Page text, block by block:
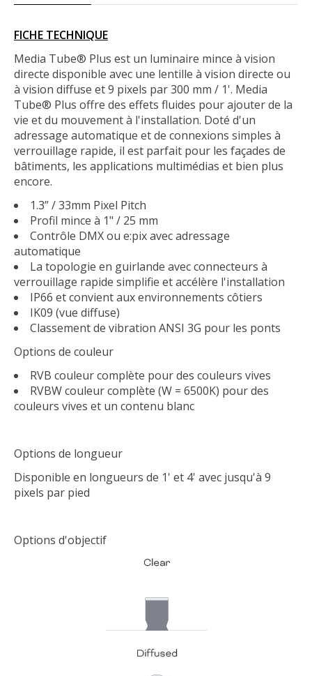
FICHE TECHNIQUE
Media Tube® Plus est un luminaire mince à vision
directe disponible avec une lentille à vision directe ou
à vision diffuse et 9 pixels par 300 mm / 1'. Media
Tube® Plus offre des effets fluides pour ajouter de la
vie et du mouvement à l'installation. Doté d'un
adressage automatique et de connexions simples à
verrouillage rapide, il est parfait pour les façades de
bâtiments, les applications multimédias et bien plus
encore.
1.3” / 33mm Pixel Pitch
Profil mince à 1" / 25 mm
Contrôle DMX ou e:pix avec adressage
automatique
La topologie en guirlande avec connecteurs à
verrouillage rapide simplifie et accélère l'installation
IP66 et convient aux environnements côtiers
IK09 (vue diffuse)
Classement de vibration ANSI 3G pour les ponts
Options de couleur
RVB couleur complète pour des couleurs vives
RVBW couleur complète (W = 6500K) pour des
couleurs vives et un contenu blanc
Options de longueur
Disponible en longueurs de 1' et 4' avec jusqu'à 9
pixels par pied
Options d'objectif